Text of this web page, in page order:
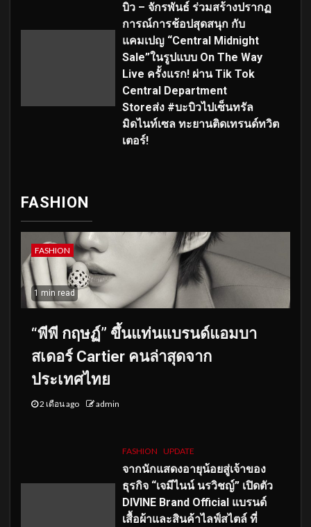
บิว – จักรพันธ์ ร่วมสร้างปรากฏ
การณ์การช้อปสุดสนุก กับ
แคมเปญ “Central Midnight
Sale”ในรูปแบบ On The Way
Live ครั้งแรก! ผ่าน Tik Tok
Central Department
Storeส่ง #บะบิวไปเซ็นทรัล
มิดไนท์เซล ทะยานติดเทรนด์ทวิต
เตอร์!
FASHION
FASHION
1 min read
“พีพี กฤษฏ์” ขึ้นแท่นแบรนด์แอมบา
สเดอร์ Cartier คนล่าสุดจาก
ประเทศไทย
2 เดือน ago admin
FASHION UPDATE
จากนักแสดงอายุน้อยสู่เจ้าของ
ธุรกิจ “เจมีไนน์ นรวิชญ์” เปิดตัว
DIVINE Brand Official แบรนด์
เสื้อผ้าและสินค้าไลฟ์สไตล์ ที่